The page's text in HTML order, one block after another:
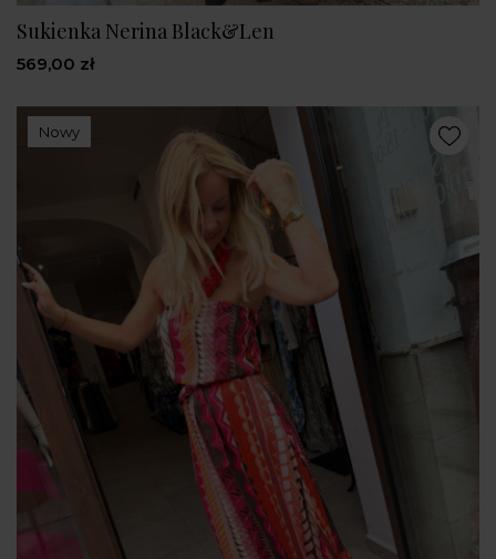
Sukienka Nerina Black&Len
569,00 zł
Nowy